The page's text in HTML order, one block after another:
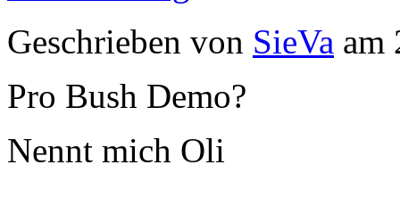
Geschrieben von SieVa am
Pro Bush Demo?
Nennt mich Oli